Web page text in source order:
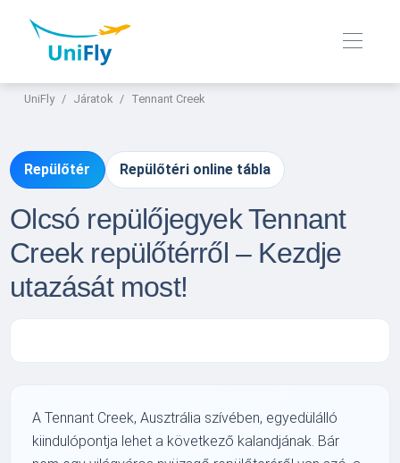
UniFly Járatok Tennant Creek
Repülőtér Repülőtéri online tábla
Olcsó repülőjegyek Tennant
Creek repülőtérről – Kezdje
utazását most!
A Tennant Creek, Ausztrália szívében, egyedülálló
kiindulópontja lehet a következő kalandjának. Bár